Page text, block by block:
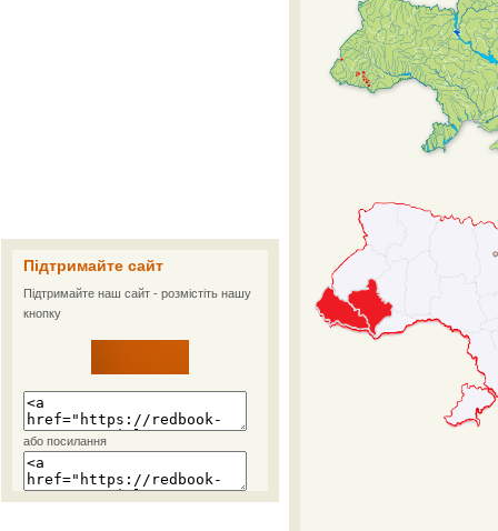
Підтримайте сайт
Підтримайте наш сайт - розмістіть нашу
кнопку
або посилання